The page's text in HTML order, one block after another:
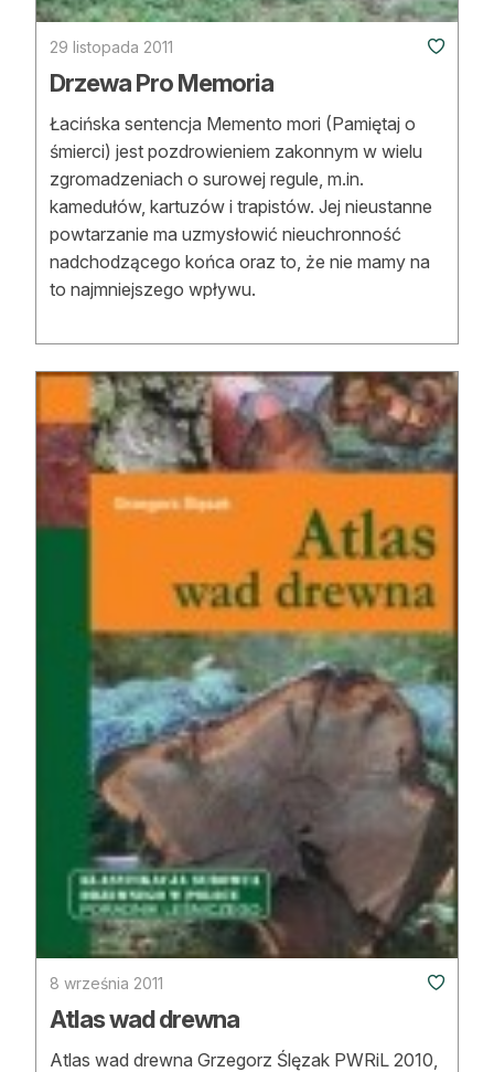
29 listopada 2011
Drzewa Pro Memoria
Łacińska sentencja Memento mori (Pamiętaj o
śmierci) jest pozdrowieniem zakonnym w wielu
zgromadzeniach o surowej regule, m.in.
kamedułów, kartuzów i trapistów. Jej nieustanne
powtarzanie ma uzmysłowić nieuchronność
nadchodzącego końca oraz to, że nie mamy na
to najmniejszego wpływu.
8 września 2011
Atlas wad drewna
Atlas wad drewna Grzegorz Ślęzak PWRiL 2010,